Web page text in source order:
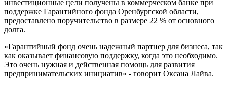
инвестиционные цели получены в коммерческом банке при
поддержке Гарантийного фонда Оренбургской области,
предоставлено поручительство в размере 22 % от основного
долга.
«Гарантийный фонд очень надежный партнер для бизнеса, так
как оказывает финансовую поддержку, когда это необходимо.
Это очень нужная и действенная помощь для развития
предпринимательских инициатив» - говорит Оксана Лайва.